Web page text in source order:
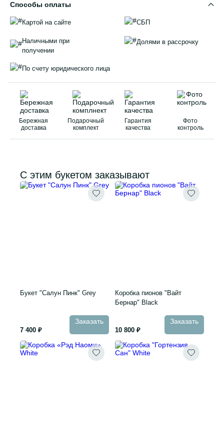
Способы оплаты
Картой на сайте СБП
Наличными при
получении
Долями в рассрочку
По счету юридического лица
Бережная
доставка
Подарочный
комплект
Гарантия
качества
Фото
контроль
С этим букетом заказывают
Букет "Салун Пинк" Grey
7 400 ₽
Заказать
Коробка пионов "Вайт
Бернар" Black
10 800 ₽
Заказать